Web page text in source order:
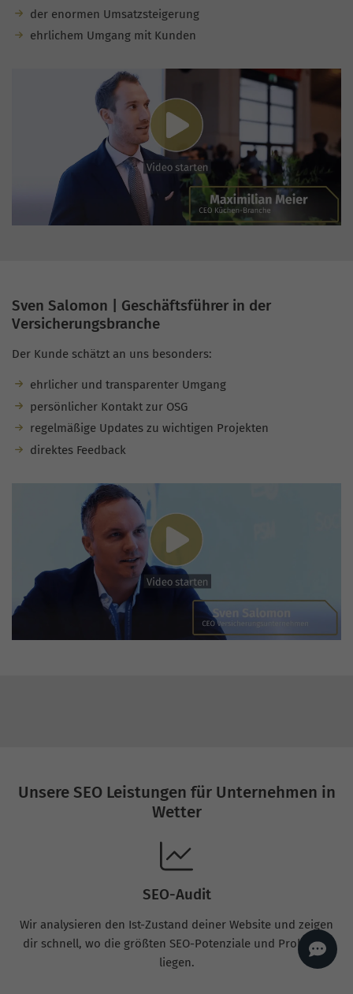
der enormen Umsatzsteigerung
ehrlichem Umgang mit Kunden
Sven Salomon | Geschäftsführer in der
Versicherungsbranche
Der Kunde schätzt an uns besonders:
ehrlicher und transparenter Umgang
persönlicher Kontakt zur OSG
regelmäßige Updates zu wichtigen Projekten
direktes Feedback
Unsere SEO Leistungen für Unternehmen in
Wetter
SEO-Audit
Wir analysieren den Ist-Zustand deiner Website und zeigen
dir schnell, wo die größten SEO-Potenziale und Probleme
liegen.